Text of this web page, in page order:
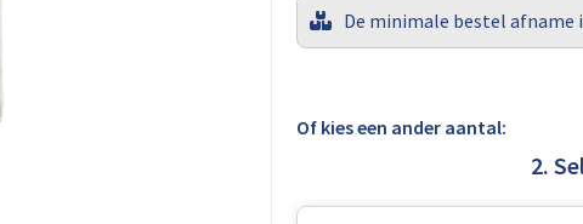
De minimale bestel afname
Of kies een ander aantal:
2.